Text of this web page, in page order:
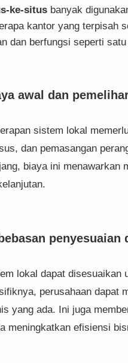
ke-situs banyak
kantor yang terpisah
dan berfungsi seperti
awal dan
sistem lokal
dan pemasangan
biaya ini menawarkan
penyesuaian
lokal dapat disesuaikan
perusahaan dapat
yang ada. Ini juga
meningkatkan efisiensi